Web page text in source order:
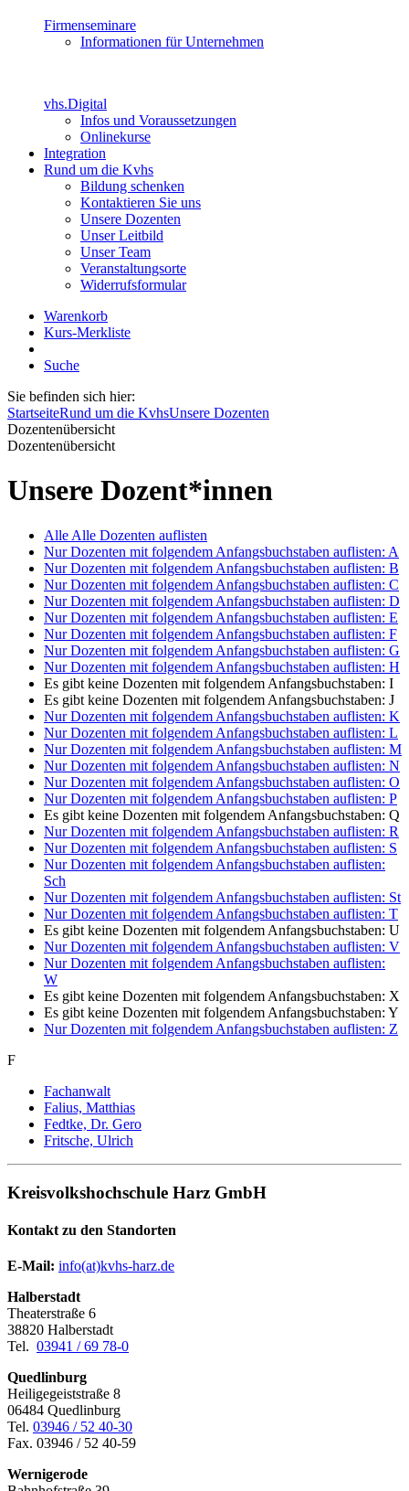
Firmenseminare
Informationen für Unternehmen
vhs.Digital
Infos und Voraussetzungen
Onlinekurse
Integration
Rund um die Kvhs
Bildung schenken
Kontaktieren Sie uns
Unsere Dozenten
Unser Leitbild
Unser Team
Veranstaltungsorte
Widerrufsformular
Warenkorb
Kurs-Merkliste
Suche
Sie befinden sich hier:
StartseiteRund um die KvhsUnsere Dozenten
Dozentenübersicht
Dozentenübersicht
Unsere Dozent*innen
Alle Alle Dozenten auflisten
Nur Dozenten mit folgendem Anfangsbuchstaben auflisten: A
Nur Dozenten mit folgendem Anfangsbuchstaben auflisten: B
Nur Dozenten mit folgendem Anfangsbuchstaben auflisten: C
Nur Dozenten mit folgendem Anfangsbuchstaben auflisten: D
Nur Dozenten mit folgendem Anfangsbuchstaben auflisten: E
Nur Dozenten mit folgendem Anfangsbuchstaben auflisten: F
Nur Dozenten mit folgendem Anfangsbuchstaben auflisten: G
Nur Dozenten mit folgendem Anfangsbuchstaben auflisten: H
Es gibt keine Dozenten mit folgendem Anfangsbuchstaben: I
Es gibt keine Dozenten mit folgendem Anfangsbuchstaben: J
Nur Dozenten mit folgendem Anfangsbuchstaben auflisten: K
Nur Dozenten mit folgendem Anfangsbuchstaben auflisten: L
Nur Dozenten mit folgendem Anfangsbuchstaben auflisten: M
Nur Dozenten mit folgendem Anfangsbuchstaben auflisten: N
Nur Dozenten mit folgendem Anfangsbuchstaben auflisten: O
Nur Dozenten mit folgendem Anfangsbuchstaben auflisten: P
Es gibt keine Dozenten mit folgendem Anfangsbuchstaben: Q
Nur Dozenten mit folgendem Anfangsbuchstaben auflisten: R
Nur Dozenten mit folgendem Anfangsbuchstaben auflisten: S
Nur Dozenten mit folgendem Anfangsbuchstaben auflisten:
Sch
Nur Dozenten mit folgendem Anfangsbuchstaben auflisten: St
Nur Dozenten mit folgendem Anfangsbuchstaben auflisten: T
Es gibt keine Dozenten mit folgendem Anfangsbuchstaben: U
Nur Dozenten mit folgendem Anfangsbuchstaben auflisten: V
Nur Dozenten mit folgendem Anfangsbuchstaben auflisten:
W
Es gibt keine Dozenten mit folgendem Anfangsbuchstaben: X
Es gibt keine Dozenten mit folgendem Anfangsbuchstaben: Y
Nur Dozenten mit folgendem Anfangsbuchstaben auflisten: Z
F
Fachanwalt
Falius, Matthias
Fedtke, Dr. Gero
Fritsche, Ulrich
Kreisvolkshochschule Harz GmbH
Kontakt zu den Standorten
E-Mail: info(at)kvhs-harz.de
Halberstadt
Theaterstraße 6
38820 Halberstadt
Tel. 03941 / 69 78-0
Quedlinburg
Heiligegeiststraße 8
06484 Quedlinburg
Tel. 03946 / 52 40-30
Fax. 03946 / 52 40-59
Wernigerode